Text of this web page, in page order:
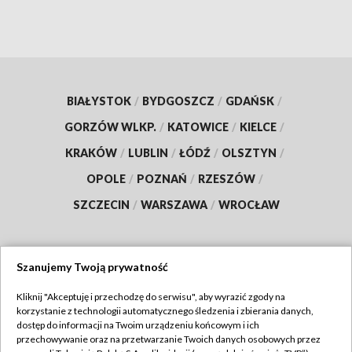
BIAŁYSTOK / BYDGOSZCZ / GDAŃSK /
GORZÓW WLKP. / KATOWICE / KIELCE /
KRAKÓW / LUBLIN / ŁÓDŹ / OLSZTYN /
OPOLE / POZNAŃ / RZESZÓW /
SZCZECIN / WARSZAWA / WROCŁAW
TVP
Abonament TVP
Regulamin TVP
Szanujemy Twoją prywatność
Kliknij "Akceptuję i przechodzę do serwisu", aby wyrazić zgody na
korzystanie z technologii automatycznego śledzenia i zbierania danych,
dostęp do informacji na Twoim urządzeniu końcowym i ich
przechowywanie oraz na przetwarzanie Twoich danych osobowych przez